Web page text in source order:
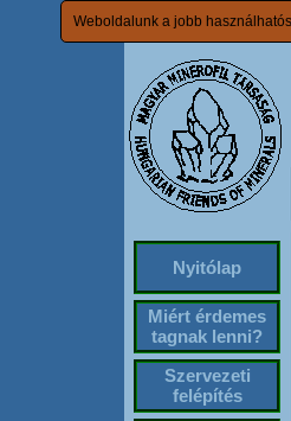
Weboldalunk a jobb
Nyitólap
Miért érdemes
tagnak lenni?
Szervezeti
felépítés